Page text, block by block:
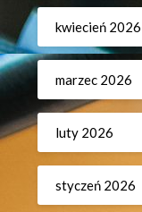
kwiecień 2026
marzec 2026
luty 2026
styczeń 2026